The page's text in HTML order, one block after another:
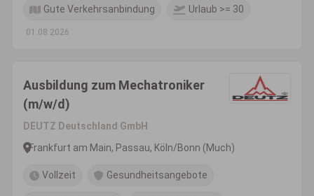
Gute Verkehrsanbindung Urlaub >= 30
01.08.2026
Ausbildung zum Mechatroniker
(m/w/d)
DEUTZ Deutschland GmbH
Frankfurt am Main, Passau, Köln/Bonn (Much)
Vollzeit Gesundheitsangebote